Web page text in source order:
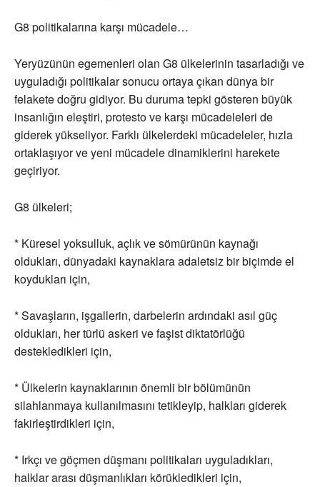
G8 politikalarına karşı mücadele…
Yeryüzünün egemenleri olan G8 ülkelerinin tasarladığı ve
uyguladığı politikalar sonucu ortaya çıkan dünya bir
felakete doğru gidiyor. Bu duruma tepki gösteren büyük
insanlığın eleştiri, protesto ve karşı mücadeleleri de
giderek yükseliyor. Farklı ülkelerdeki mücadeleler, hızla
ortaklaşıyor ve yeni mücadele dinamiklerini harekete
geçiriyor.
G8 ülkeleri;
* Küresel yoksulluk, açlık ve sömürünün kaynağı
oldukları, dünyadaki kaynaklara adaletsiz bir biçimde el
koydukları için,
* Savaşların, işgallerin, darbelerin ardındaki asıl güç
oldukları, her türlü askeri ve faşist diktatörlüğü
destekledikleri için,
* Ülkelerin kaynaklarının önemli bir bölümünün
silahlanmaya kullanılmasını tetikleyip, halkları giderek
fakirleştirdikleri için,
* Irkçı ve göçmen düşmanı politikaları uyguladıkları,
halklar arası düşmanlıkları körükledikleri için,